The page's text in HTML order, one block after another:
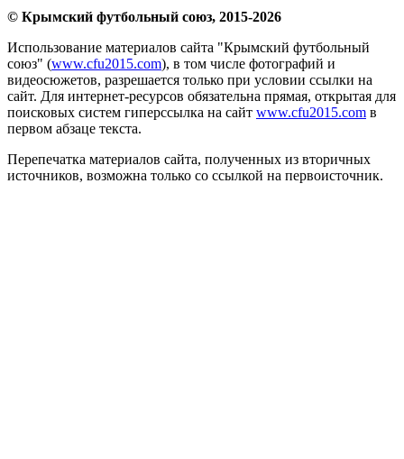
© Крымский футбольный союз, 2015-2026
Использование материалов сайта "Крымский футбольный
союз" (www.cfu2015.com), в том числе фотографий и
видеосюжетов, разрешается только при условии ссылки на
сайт. Для интернет-ресурсов обязательна прямая, открытая для
поисковых систем гиперссылка на сайт www.cfu2015.com в
первом абзаце текста.
Перепечатка материалов сайта, полученных из вторичных
источников, возможна только со ссылкой на первоисточник.